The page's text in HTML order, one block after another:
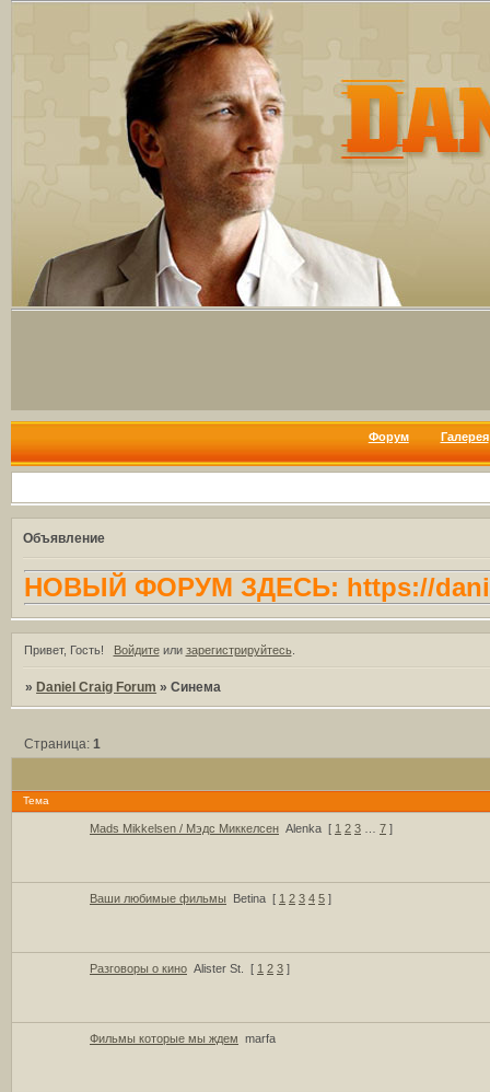
Форум Галерея
Объявление
НОВЫЙ ФОРУМ ЗДЕСЬ: https://
Привет, Гость! Войдитеили зарегистрируйтесь.
»Daniel Craig Forum »Синема
Страница:1
Тема
Mads Mikkelsen / Мэдс Миккелсен Alenka [ 1 2 3 7 ]
Ваши любимые фильмы Betina [ 1 2 3 4 5 ]
Разговоры о кино Alister St. [ 1 2 3 ]
Фильмы которые мы ждем marfa